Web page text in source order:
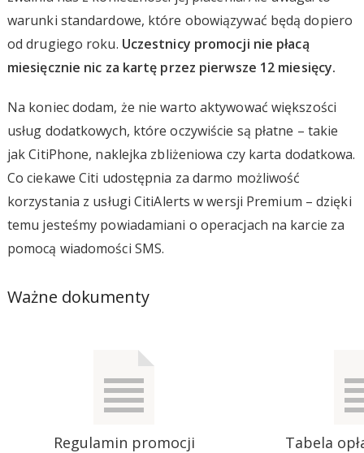
warunki standardowe, które obowiązywać będą dopiero
od drugiego roku. Uczestnicy promocji nie płacą
miesięcznie nic za kartę przez pierwsze 12 miesięcy.
Na koniec dodam, że nie warto aktywować większości
usług dodatkowych, które oczywiście są płatne – takie
jak CitiPhone, naklejka zbliżeniowa czy karta dodatkowa.
Co ciekawe Citi udostępnia za darmo możliwość
korzystania z usługi CitiAlerts w wersji Premium – dzięki
temu jesteśmy powiadamiani o operacjach na karcie za
pomocą wiadomości SMS.
Ważne dokumenty
Regulamin promocji Tabela